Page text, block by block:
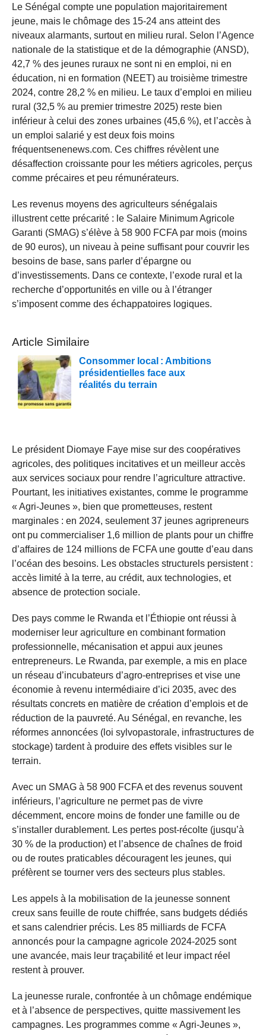
Le Sénégal compte une population majoritairement
jeune, mais le chômage des 15-24 ans atteint des
niveaux alarmants, surtout en milieu rural. Selon l’Agence
nationale de la statistique et de la démographie (ANSD),
42,7 % des jeunes ruraux ne sont ni en emploi, ni en
éducation, ni en formation (NEET) au troisième trimestre
2024, contre 28,2 % en milieu. Le taux d’emploi en milieu
rural (32,5 % au premier trimestre 2025) reste bien
inférieur à celui des zones urbaines (45,6 %), et l’accès à
un emploi salarié y est deux fois moins
fréquentsenenews.com. Ces chiffres révèlent une
désaffection croissante pour les métiers agricoles, perçus
comme précaires et peu rémunérateurs.
Les revenus moyens des agriculteurs sénégalais
illustrent cette précarité : le Salaire Minimum Agricole
Garanti (SMAG) s’élève à 58 900 FCFA par mois (moins
de 90 euros), un niveau à peine suffisant pour couvrir les
besoins de base, sans parler d’épargne ou
d’investissements. Dans ce contexte, l’exode rural et la
recherche d’opportunités en ville ou à l’étranger
s’imposent comme des échappatoires logiques.
Article Similaire
Consommer local : Ambitions
présidentielles face aux
réalités du terrain
Le président Diomaye Faye mise sur des coopératives
agricoles, des politiques incitatives et un meilleur accès
aux services sociaux pour rendre l’agriculture attractive.
Pourtant, les initiatives existantes, comme le programme
« Agri-Jeunes », bien que prometteuses, restent
marginales : en 2024, seulement 37 jeunes agripreneurs
ont pu commercialiser 1,6 million de plants pour un chiffre
d’affaires de 124 millions de FCFA une goutte d’eau dans
l’océan des besoins. Les obstacles structurels persistent :
accès limité à la terre, au crédit, aux technologies, et
absence de protection sociale.
Des pays comme le Rwanda et l’Éthiopie ont réussi à
moderniser leur agriculture en combinant formation
professionnelle, mécanisation et appui aux jeunes
entrepreneurs. Le Rwanda, par exemple, a mis en place
un réseau d’incubateurs d’agro-entreprises et vise une
économie à revenu intermédiaire d’ici 2035, avec des
résultats concrets en matière de création d’emplois et de
réduction de la pauvreté. Au Sénégal, en revanche, les
réformes annoncées (loi sylvopastorale, infrastructures de
stockage) tardent à produire des effets visibles sur le
terrain.
Avec un SMAG à 58 900 FCFA et des revenus souvent
inférieurs, l’agriculture ne permet pas de vivre
décemment, encore moins de fonder une famille ou de
s’installer durablement. Les pertes post-récolte (jusqu’à
30 % de la production) et l’absence de chaînes de froid
ou de routes praticables découragent les jeunes, qui
préfèrent se tourner vers des secteurs plus stables.
Les appels à la mobilisation de la jeunesse sonnent
creux sans feuille de route chiffrée, sans budgets dédiés
et sans calendrier précis. Les 85 milliards de FCFA
annoncés pour la campagne agricole 2024-2025 sont
une avancée, mais leur traçabilité et leur impact réel
restent à prouver.
La jeunesse rurale, confrontée à un chômage endémique
et à l’absence de perspectives, quitte massivement les
campagnes. Les programmes comme « Agri-Jeunes »,